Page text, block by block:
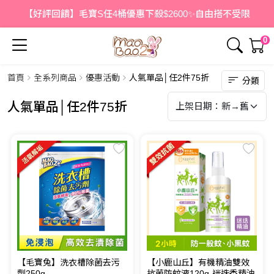
【好評回饋】毛寶S任4桶優惠下殺$2600✨自由搭不受限
0
首頁 全系列商品 優惠活動 人氣單品│任2件75折 分類
人氣單品│任2件75折
【毛寶兔】洗衣槽除菌去污
【小鹿山丘】有機精油雙效